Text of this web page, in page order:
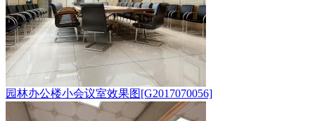
园林办公楼小会议室效果图[G2017070056]